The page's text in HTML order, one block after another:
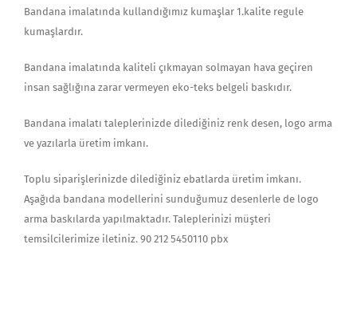
Bandana imalatında kullandığımız kumaşlar 1.kalite regule
kumaşlardır.
Bandana imalatında kaliteli çıkmayan solmayan hava geçiren
insan sağlığına zarar vermeyen eko-teks belgeli baskıdır.
Bandana imalatı taleplerinizde dilediğiniz renk desen, logo arma
ve yazılarla üretim imkanı.
Toplu siparişlerinizde dilediğiniz ebatlarda üretim imkanı.
Aşağıda bandana modellerini sunduğumuz desenlerle de logo
arma baskılarda yapılmaktadır. Taleplerinizi müşteri
temsilcilerimize iletiniz. 90 212 5450110 pbx